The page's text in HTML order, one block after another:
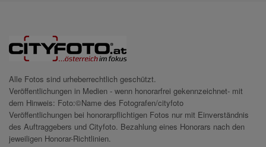
Alle Fotos sind urheberrechtlich geschützt.
Veröffentlichungen in Medien - wenn honorarfrei gekennzeichnet- mit
dem Hinweis: Foto:©Name des Fotografen/cityfoto
Veröffentlichungen bei honorarpflichtigen Fotos nur mit Einverständnis
des Auftraggebers und Cityfoto. Bezahlung eines Honorars nach den
jeweiligen Honorar-Richtlinien.